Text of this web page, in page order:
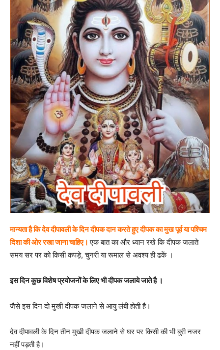
मान्यता है कि देव दीपावली के दिन दीपक दान करते हुए दीपक का मुख पूर्व या पश्चिम
दिशा की ओर रखा जाना चाहिए।एक बात का और ध्यान रखे कि दीपक जलाते
समय सर पर को किसी कपड़े, चुनरी या रूमाल से अवश्य ही ढकें ।
इस दिन कुछ विशेष प्रयोजनों के लिए भी दीपक जलाये जाते है ।
जैसे इस दिन दो मुखी दीपक जलाने से आयु लंबी होती है।
देव दीपावली के दिन तीन मुखी दीपक जलाने से घर पर किसी की भी बुरी नजर
नहीं पड़ती है।